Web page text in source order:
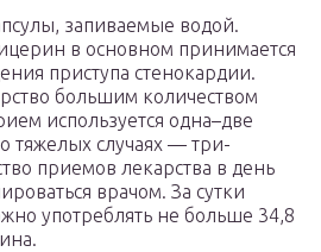
запиваемые водой.
в основном принимается
приступа стенокардии.
большим количеством
используется одна–две
тяжелых случаях — три-
приемов лекарства в день
врачом. За сутки
употреблять не больше 34,8